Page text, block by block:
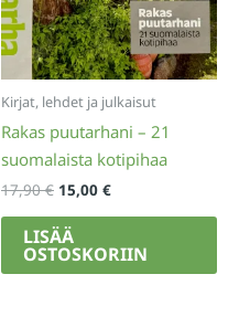
Kirjat, lehdet ja julkaisut
Rakas puutarhani – 21
suomalaista kotipihaa
17,90€ Alkuperäinen
oli:
17,90 €.
15,00 €Nykyinen
15,00 €.
LISÄÄ
OSTOSKORIIN